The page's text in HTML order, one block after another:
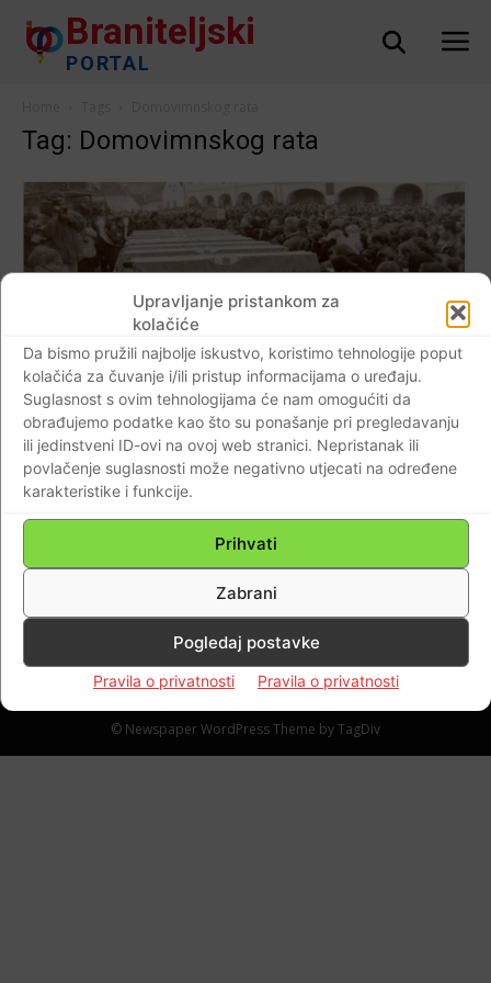
Upravljanje pristankom za
kolačiće
Da bismo pružili najbolje iskustvo, koristimo tehnologije poput
kolačića za čuvanje i/ili pristup informacijama o uređaju.
Suglasnost s ovim tehnologijama će nam omogućiti da
obrađujemo podatke kao što su ponašanje pri pregledavanju
ili jedinstveni ID-ovi na ovoj web stranici. Nepristanak ili
povlačenje suglasnosti može negativno utjecati na određene
karakteristike i funkcije.
Prihvati
Zabrani
Pogledaj postavke
Pravila o privatnosti Pravila o privatnosti
Braniteljski
PORTAL
Tag: Domovimnskog rata
Svjedoci vremena
FOTO VIDEO Na Papuku je 2.prosinca 1991.
poginulo jedanaest hrvatskih branitelja…
Ubili su ih srbi iz zasjede…30 godina od
najveće tragedije u Požeštini za vrijeme
Domovinskog rata…
Braniteljski portal
Impressum Kontaktirajte nas Pravila o privatnosti
© Newspaper WordPress Theme by TagDiv